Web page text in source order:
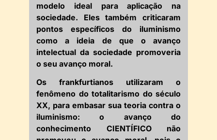
modelo ideal para aplicação na
sociedade. Eles também criticaram
pontos específicos do iluminismo
como a ideia de que o avanço
intelectual da sociedade promoveria
o seu avanço moral.
Os frankfurtianos utilizaram o
fenômeno do totalitarismo do século
XX, para embasar sua teoria contra o
iluminismo: o avanço do
conhecimento CIENTÍFICO não